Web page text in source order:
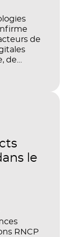
de
de
IA,
la
le
RNCP